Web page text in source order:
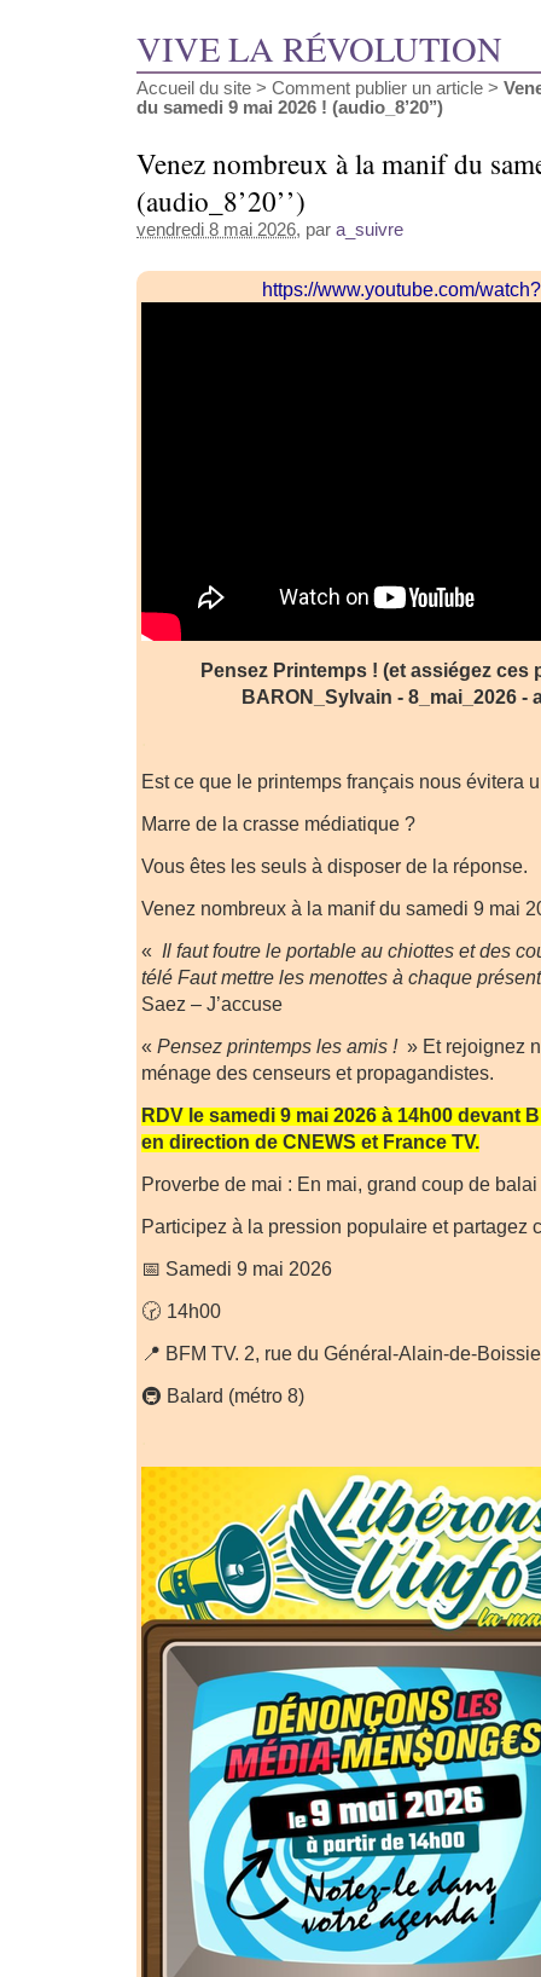
VIVE LA RÉVOLUTION
Accueil du site > Comment publier un article >
du samedi 9 mai 2026 ! (audio_8’20’’)
Venez nombreux à la manif du
(audio_8’20’’)
vendredi 8 mai 2026, par a_suivre
https://www.youtube.com/
Pensez Printemps ! (et assiégez ces
BARON_Sylvain - 8_mai_2026 -
Est ce que le printemps français nous évitera
Marre de la crasse médiatique ?
Vous êtes les seuls à disposer de la réponse.
Venez nombreux à la manif du samedi 9 mai
« Il faut foutre le portable au chiottes et des
télé Faut mettre les menottes à chaque
Saez – J’accuse
« Pensez printemps les amis ! » Et rejoignez
ménage des censeurs et propagandistes.
RDV le samedi 9 mai 2026 à 14h00 devant
en direction de CNEWS et France TV.
Proverbe de mai : En mai, grand coup de balai
Participez à la pression populaire et partagez
📅 Samedi 9 mai 2026
🕝 14h00
📍 BFM TV. 2, rue du Général-Alain-de-
🚇 Balard (métro 8)